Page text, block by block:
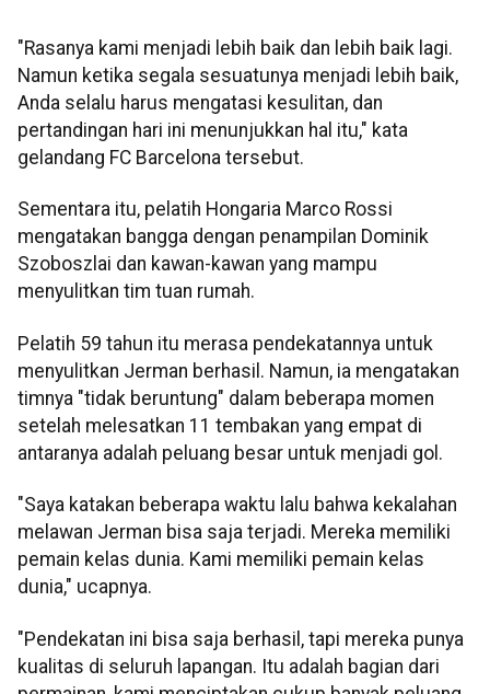
"Rasanya kami menjadi lebih baik dan lebih baik lagi.
Namun ketika segala sesuatunya menjadi lebih baik,
Anda selalu harus mengatasi kesulitan, dan
pertandingan hari ini menunjukkan hal itu," kata
gelandang FC Barcelona tersebut.
Sementara itu, pelatih Hongaria Marco Rossi
mengatakan bangga dengan penampilan Dominik
Szoboszlai dan kawan-kawan yang mampu
menyulitkan tim tuan rumah.
Pelatih 59 tahun itu merasa pendekatannya untuk
menyulitkan Jerman berhasil. Namun, ia mengatakan
timnya "tidak beruntung" dalam beberapa momen
setelah melesatkan 11 tembakan yang empat di
antaranya adalah peluang besar untuk menjadi gol.
"Saya katakan beberapa waktu lalu bahwa kekalahan
melawan Jerman bisa saja terjadi. Mereka memiliki
pemain kelas dunia. Kami memiliki pemain kelas
dunia," ucapnya.
"Pendekatan ini bisa saja berhasil, tapi mereka punya
kualitas di seluruh lapangan. Itu adalah bagian dari